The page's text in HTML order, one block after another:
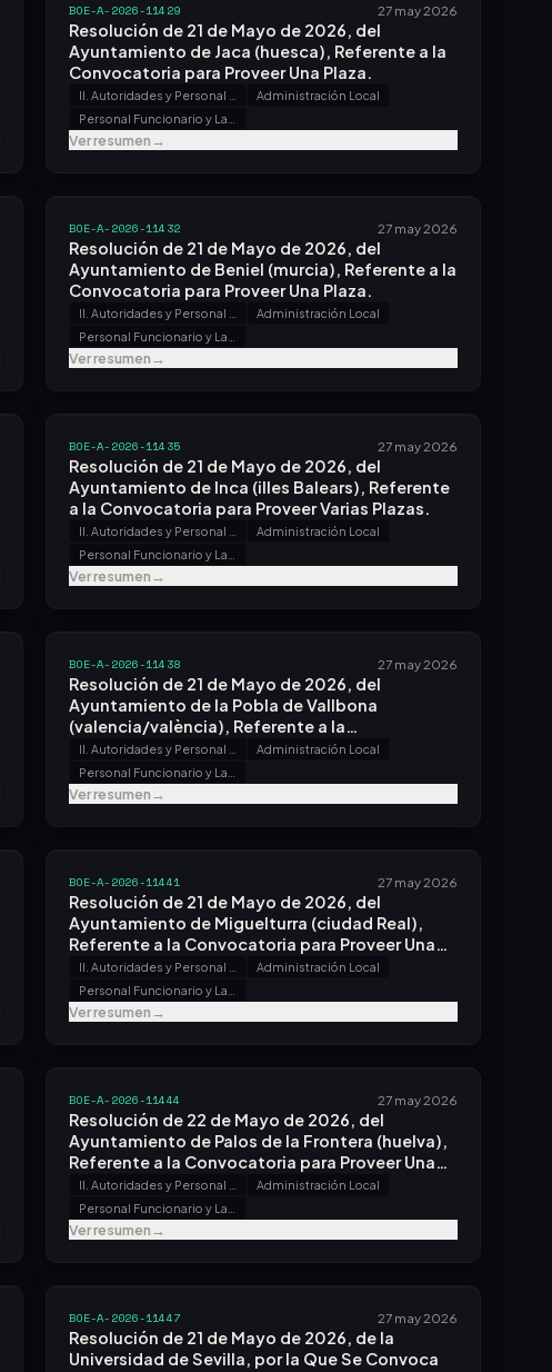
BOE-A-2026-11429 27 may 2026
Resolución de 21 de Mayo de 2026, del
Ayuntamiento de Jaca (huesca), Referente a la
Convocatoria para Proveer Una Plaza.
Administración Local
Ver resumen→
BOE-A-2026-11432 27 may 2026
Resolución de 21 de Mayo de 2026, del
Ayuntamiento de Beniel (murcia), Referente a la
Convocatoria para Proveer Una Plaza.
Administración Local
Ver resumen→
BOE-A-2026-11435 27 may 2026
Resolución de 21 de Mayo de 2026, del
Ayuntamiento de Inca (illes Balears), Referente
a la Convocatoria para Proveer Varias Plazas.
Administración Local
Ver resumen→
BOE-A-2026-11438 27 may 2026
Resolución de 21 de Mayo de 2026, del
Ayuntamiento de la Pobla de Vallbona
(valencia/valència), Referente a la
Convocatoria para Proveer Varias Plazas.
Administración Local
Ver resumen→
BOE-A-2026-11441 27 may 2026
Resolución de 21 de Mayo de 2026, del
Ayuntamiento de Miguelturra (ciudad Real),
Referente a la Convocatoria para Proveer Una
Plaza.
Administración Local
Ver resumen→
BOE-A-2026-11444 27 may 2026
Resolución de 22 de Mayo de 2026, del
Ayuntamiento de Palos de la Frontera (huelva),
Referente a la Convocatoria para Proveer Una
Plaza.
Administración Local
Ver resumen→
BOE-A-2026-11447 27 may 2026
Resolución de 21 de Mayo de 2026, de la
Universidad de Sevilla, por la Que Se Convoca